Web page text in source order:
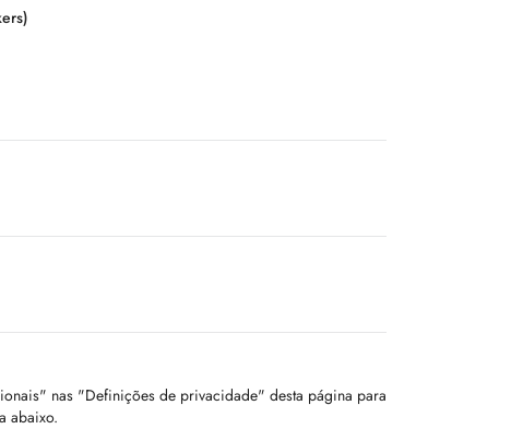
nas "Definições de privacidade" desta página para
abaixo.